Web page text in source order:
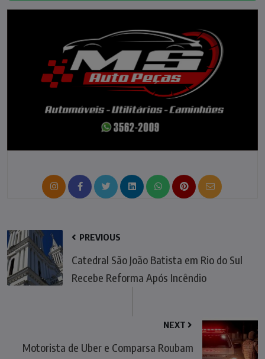
PREVIOUS
Catedral São João Batista em Rio do Sul
Recebe Reforma Após Incêndio
NEXT
Motorista de Uber e Comparsa Roubam